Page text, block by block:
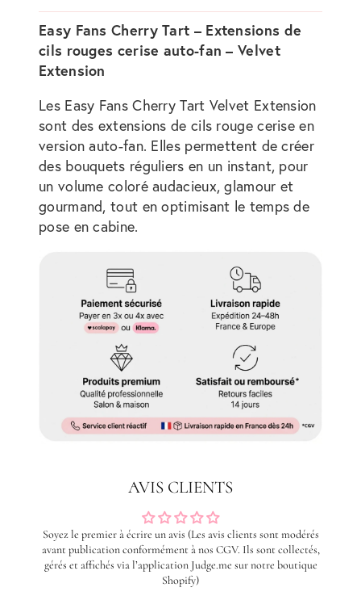
Easy Fans Cherry Tart – Extensions de
cils rouges cerise auto-fan – Velvet
Extension
Les Easy Fans Cherry Tart Velvet Extension
sont des extensions de cils rouge cerise en
version auto-fan. Elles permettent de créer
des bouquets réguliers en un instant, pour
un volume coloré audacieux, glamour et
gourmand, tout en optimisant le temps de
pose en cabine.
AVIS CLIENTS
Soyez le premier à écrire un avis (Les avis clients sont modérés
avant publication conformément à nos CGV. Ils sont collectés,
gérés et affichés via l’application Judge.me sur notre boutique
Shopify)